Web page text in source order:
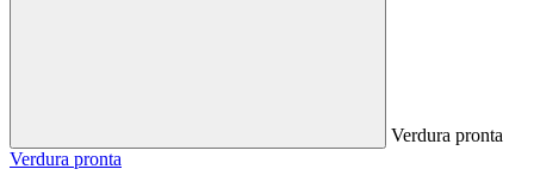
Verdura pronta
Verdura pronta